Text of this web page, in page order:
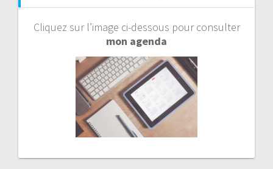
Cliquez sur l’image ci-dessous pour consulter
mon agenda